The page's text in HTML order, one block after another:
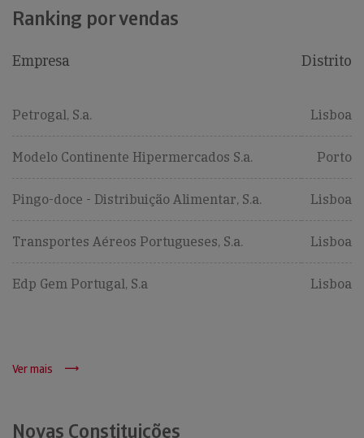
Ranking por vendas
Empresa Distrito
Petrogal, S.a. Lisboa
Modelo Continente Hipermercados S.a. Porto
Pingo-doce - Distribuição Alimentar, S.a. Lisboa
Transportes Aéreos Portugueses, S.a. Lisboa
Edp Gem Portugal, S.a Lisboa
Ver mais
Novas Constituições